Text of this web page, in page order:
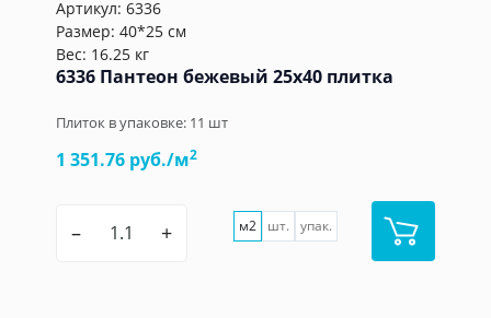
Артикул: 6336
Размер: 40*25 см
Вес: 16.25 кг
6336 Пантеон бежевый 25x40 плитка
Плиток в упаковке: 11 шт
1 351.76 руб./м2
– + м2 шт. упак.